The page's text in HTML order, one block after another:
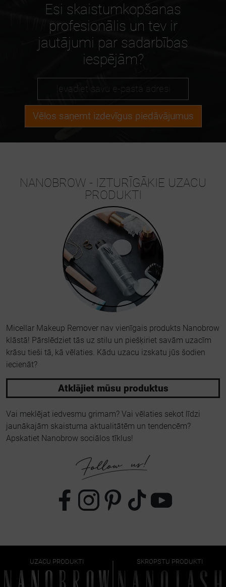
Esi skaistumkopšanas
profesionālis un tev ir
jautājumi par sadarbības
iespējām?
Vēlos saņemt izdevīgus piedāvājumus
NANOBROW - IZTURĪGĀKIE UZACU
PRODUKTI
Micellar Makeup Remover nav vienīgais produkts Nanobrow
klāstā! Pārslēdziet tās uz stilu un piešķiriet savām uzacīm
krāsu tieši tā, kā vēlaties. Kādu uzacu izskatu jūs šodien
iecienāt?
Atklājiet mūsu produktus
Vai meklējat iedvesmu grimam? Vai vēlaties sekot līdzi
jaunākajām skaistuma aktualitātēm un tendencēm?
Apskatiet Nanobrow sociālos tīklus!
UZACU PRODUKTI SKROPSTU PRODUKTI